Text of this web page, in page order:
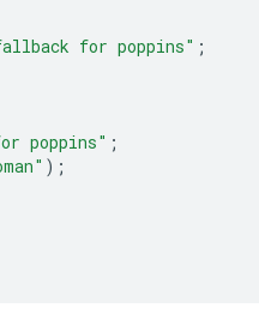
for poppins" ;
poppins" ;
);